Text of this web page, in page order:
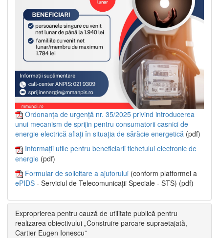
Ordonanța de urgență nr. 35/2025 privind introducerea
unui mecanism de sprijin pentru consumatorii casnici de
energie electrică aflați în situația de sărăcie energetică (pdf)
Informații utile pentru beneficiarii tichetului electronic de
energie (pdf)
Formular de solicitare a ajutorului (conform platformei a
ePIDS - Serviciul de Telecomunicații Speciale - STS) (pdf)
Exproprierea pentru cauză de utilitate publică pentru
realizarea obiectivului „Construire parcare supraetajată,
Cartier Eugen Ionescu”